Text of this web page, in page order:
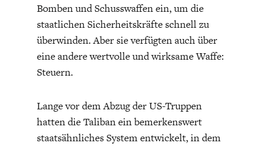
Bomben und Schusswaffen ein, um die
staatlichen Sicherheitskräfte schnell zu
überwinden. Aber sie verfügten auch über
eine andere wertvolle und wirksame Waffe:
Steuern.
Lange vor dem Abzug der US-Truppen
hatten die Taliban ein bemerkenswert
staatsähnliches System entwickelt, in dem